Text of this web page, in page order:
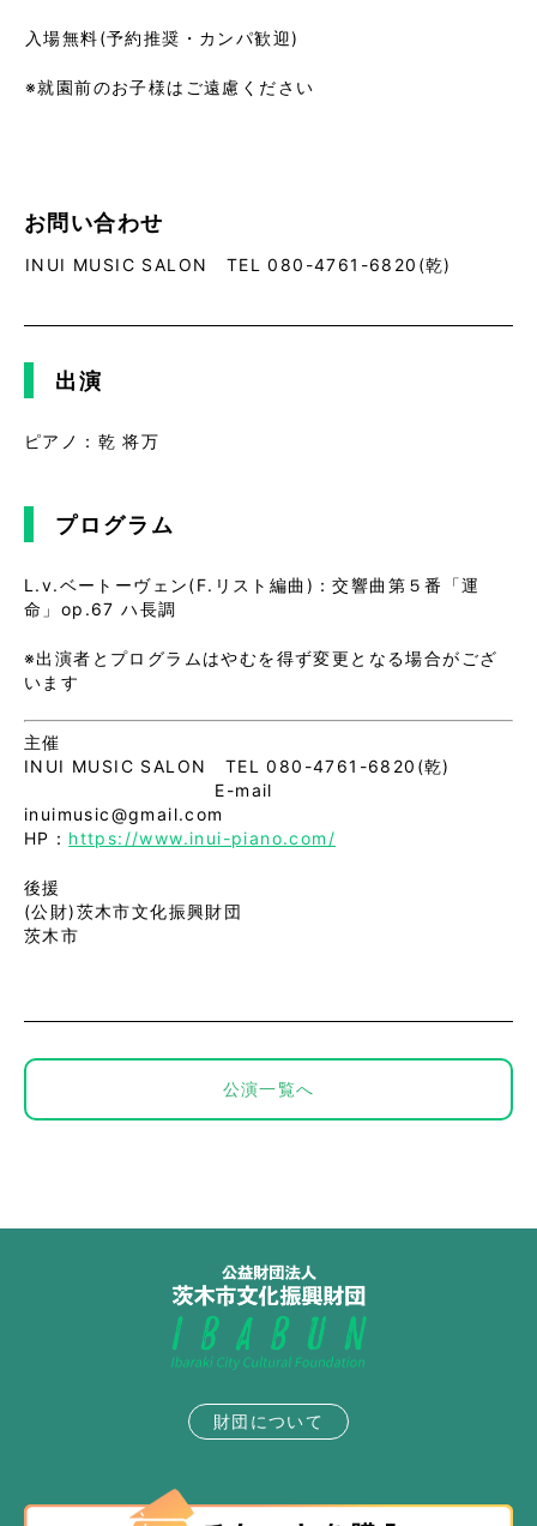
入場無料(予約推奨・カンパ歓迎)
※就園前のお子様はご遠慮ください
お問い合わせ
INUI MUSIC SALON TEL 080-4761-6820(乾)
出演
ピアノ：乾 将万
プログラム
L.v.ベートーヴェン(F.リスト編曲)：交響曲第５番「運
命」op.67 ハ長調
※出演者とプログラムはやむを得ず変更となる場合がござ
います
主催
INUI MUSIC SALON TEL 080-4761-6820(乾)
E-mail
inuimusic@gmail.com
HP： https://www.inui-piano.com/
後援
(公財)茨木市文化振興財団
茨木市
公演一覧へ
財団について